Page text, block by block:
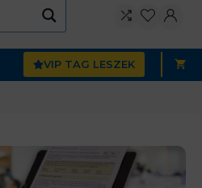
VIP TAG LESZEK